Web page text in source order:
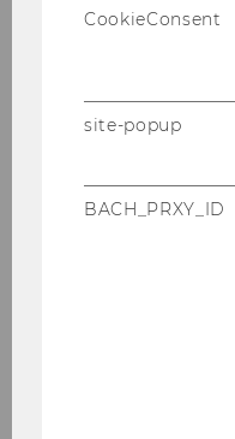
Foyer
CookieConsent
site-popup
BACH_PRXY_ID